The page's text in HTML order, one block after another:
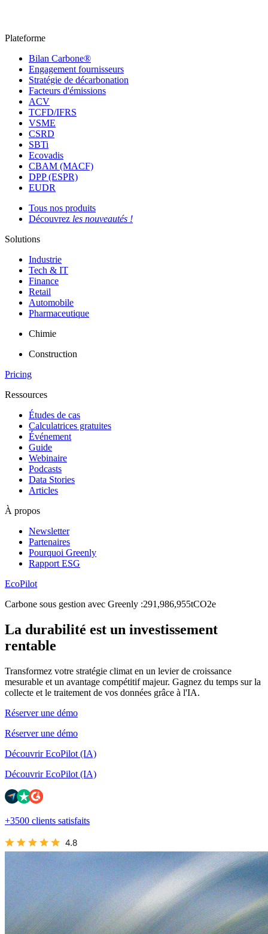
Plateforme
Bilan Carbone®
Engagement fournisseurs
Stratégie de décarbonation
Facteurs d'émissions
ACV
TCFD/IFRS
VSME
CSRD
SBTi
Ecovadis
CBAM (MACF)
DPP (ESPR)
EUDR
Tous nos produits
Découvrez les nouveautés !
Solutions
Industrie
Tech & IT
Finance
Retail
Automobile
Pharmaceutique
Chimie
Construction
Pricing
Ressources
Études de cas
Calculatrices gratuites
Événement
Guide
Webinaire
Podcasts
Data Stories
Articles
À propos
Newsletter
Partenaires
Pourquoi Greenly
Rapport ESG
EcoPilot
Carbone sous gestion avec Greenly :291 ,986,955tCO2e
La durabilité est un investissement
rentable
Transformez votre stratégie climat en un levier de croissance
mesurable et un avantage compétitif majeur. Gagnez du temps sur la
collecte et le traitement de vos données grâce à l'IA.
Réserver une démo
Réserver une démo
Découvrir EcoPilot (IA)
Découvrir EcoPilot (IA)
+3500 clients satisfaits